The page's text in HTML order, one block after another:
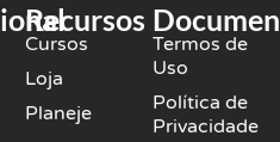
Recursos
Cursos
Loja
Planeje
Termos de
Uso
Política de
Privacidade